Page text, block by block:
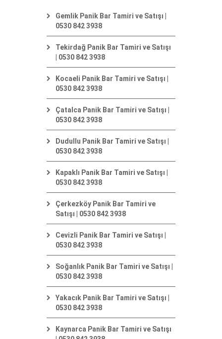
Gemlik Panik Bar Tamiri ve Satışı |
0530 842 3938
Tekirdağ Panik Bar Tamiri ve Satışı
| 0530 842 3938
Kocaeli Panik Bar Tamiri ve Satışı |
0530 842 3938
Çatalca Panik Bar Tamiri ve Satışı |
0530 842 3938
Dudullu Panik Bar Tamiri ve Satışı |
0530 842 3938
Kapaklı Panik Bar Tamiri ve Satışı |
0530 842 3938
Çerkezköy Panik Bar Tamiri ve
Satışı | 0530 842 3938
Cevizli Panik Bar Tamiri ve Satışı |
0530 842 3938
Soğanlık Panik Bar Tamiri ve Satışı |
0530 842 3938
Yakacık Panik Bar Tamiri ve Satışı |
0530 842 3938
Kaynarca Panik Bar Tamiri ve Satışı